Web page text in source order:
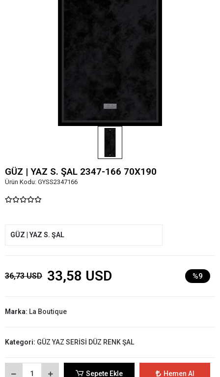
GÜZ | YAZ S. ŞAL 2347-166 70X190
Ürün Kodu: GYSS2347166
GÜZ | YAZ S. ŞAL
36,73 USD 33,58 USD %9
Marka: La Boutique
Kategori: GÜZ YAZ SERİSİ DÜZ RENK ŞAL
Sepete Ekle Hemen Al